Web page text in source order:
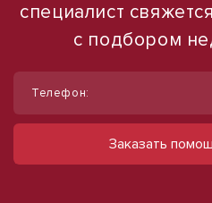
пр-кт им. Героев
специалист
с подбором
Телефон:
Заказать